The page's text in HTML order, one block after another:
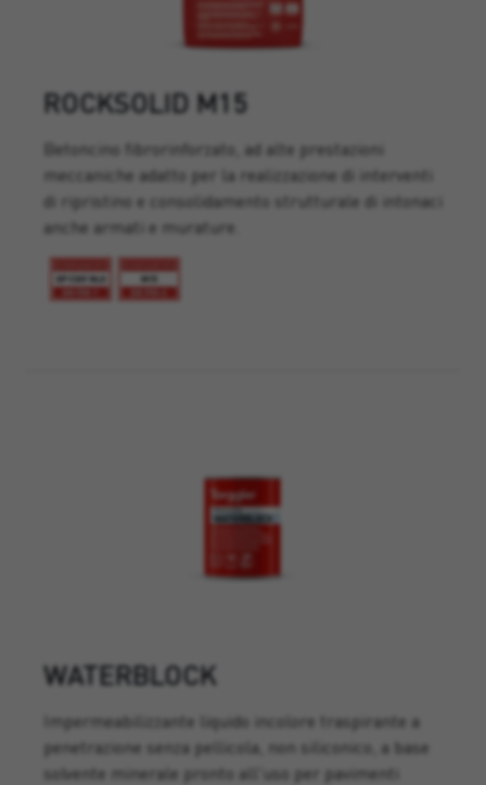
ROCKSOLID M15
Betoncino fibrorinforzato, ad alte prestazioni
meccaniche adatto per la realizzazione di interventi
di ripristino e consolidamento strutturale di intonaci
anche armati e murature.
WATERBLOCK
Impermeabilizzante liquido incolore traspirante a
penetrazione senza pellicola, non siliconico, a base
solvente minerale pronto all'uso per pavimenti